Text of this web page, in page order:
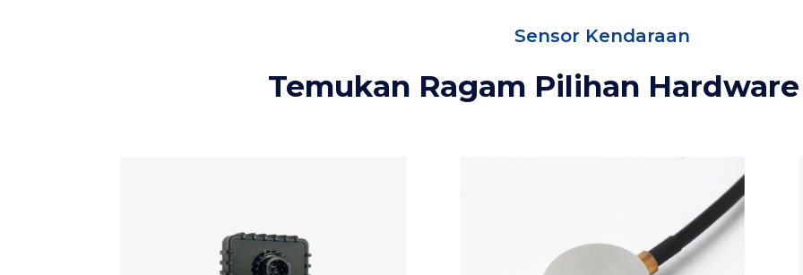
Sensor Kendaraan
Temukan Ragam Pilihan